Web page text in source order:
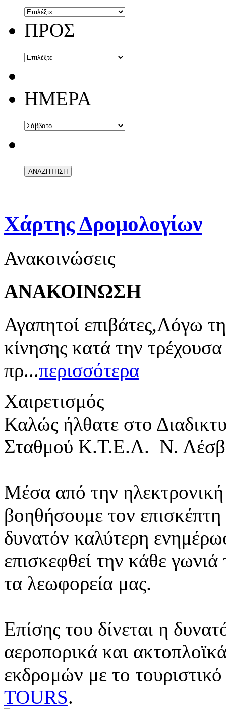
ΠΡΟΣ
ΗΜΕΡΑ
Χάρτης Δρομολογίων
Ανακοινώσεις
ΑΝΑΚΟΙΝΩΣΗ
Αγαπητοί επιβάτες,Λόγω
κίνησης κατά την
πρ...περισσότερα
Χαιρετισμός
Καλώς ήλθατε στο
Σταθμού Κ.Τ.Ε.Λ. Ν.
Μέσα από την ηλεκτρονική
βοηθήσουμε τον
δυνατόν καλύτερη
επισκεφθεί την κάθε
τα λεωφορεία μας.
Επίσης του δίνεται η
αεροπορικά και
εκδρομών με το
TOURS.